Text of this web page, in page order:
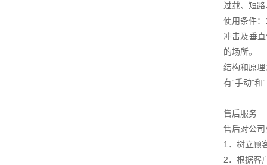
过载、短
使用条件
冲击及垂
的场所。
结构和原
有“手动"和
售后服务
售后对公
1．树立顾
2．根据客